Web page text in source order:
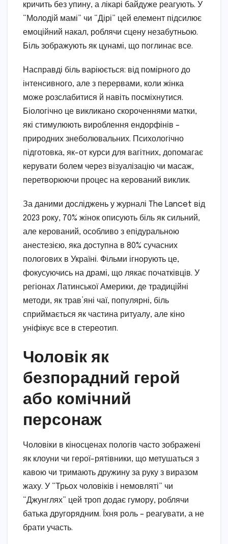
кричить без упину, а лікарі байдуже реагують. У
“Молодій мамі” чи “Дірі” цей елемент підсилює
емоційний накал, роблячи сцену незабутньою.
Біль зображують як цунамі, що поглинає все.
Насправді біль варіюється: від помірного до
інтенсивного, але з перервами, коли жінка
може розслабитися й навіть посміхнутися.
Біологічно це викликано скороченнями матки,
які стимулюють вироблення ендорфінів –
природних знеболювальних. Психологічно
підготовка, як-от курси для вагітних, допомагає
керувати болем через візуалізацію чи масаж,
перетворюючи процес на керований виклик.
За даними досліджень у журналі The Lancet від
2023 року, 70% жінок описують біль як сильний,
але керований, особливо з епідуральною
анестезією, яка доступна в 80% сучасних
пологових в Україні. Фільми ігнорують це,
фокусуючись на драмі, що лякає початківців. У
регіонах Латинської Америки, де традиційні
методи, як трав’яні чаї, популярні, біль
сприймається як частина ритуалу, але кіно
уніфікує все в стереотип.
Чоловік як
безпорадний герой
або комічний
персонаж
Чоловіки в кіносценах пологів часто зображені
як клоуни чи герої-рятівники, що метушаться з
кавою чи тримають дружину за руку з виразом
жаху. У “Трьох чоловіків і немовляті” чи
“Джунглях” цей троп додає гумору, роблячи
батька другорядним. Їхня роль – реагувати, а не
брати участь.